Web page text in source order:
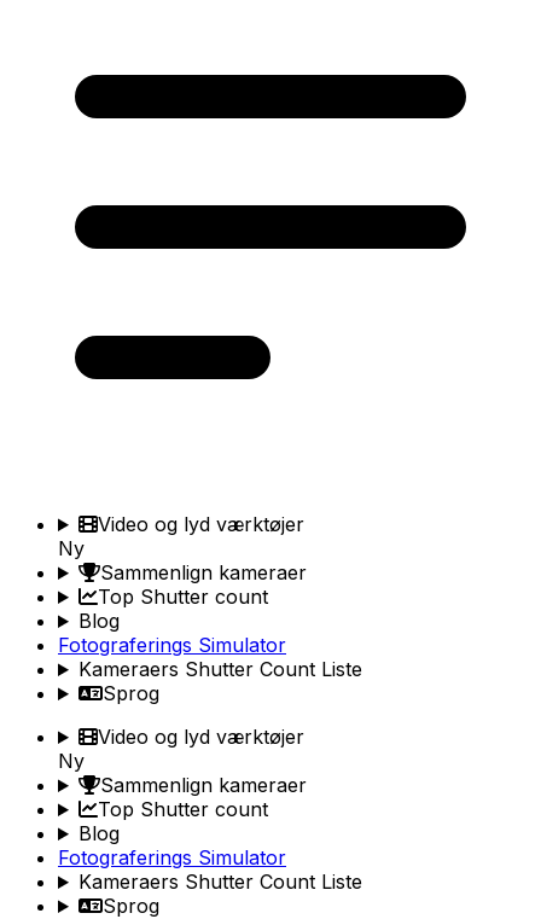
Video og lyd værktøjer
Ny
Sammenlign kameraer
Top Shutter count
Blog
Fotograferings Simulator
Kameraers Shutter Count Liste
Sprog
Video og lyd værktøjer
Ny
Sammenlign kameraer
Top Shutter count
Blog
Fotograferings Simulator
Kameraers Shutter Count Liste
Sprog